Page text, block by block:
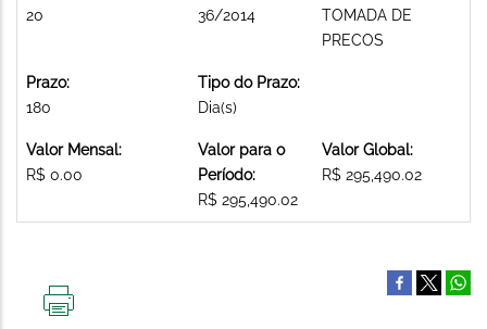
20
36/2014
TOMADA DE
PRECOS
Prazo:
180
Tipo do Prazo:
Dia(s)
Valor Mensal:
R$ 0.00
Valor para o
Período:
R$ 295,490.02
Valor Global:
R$ 295,490.02